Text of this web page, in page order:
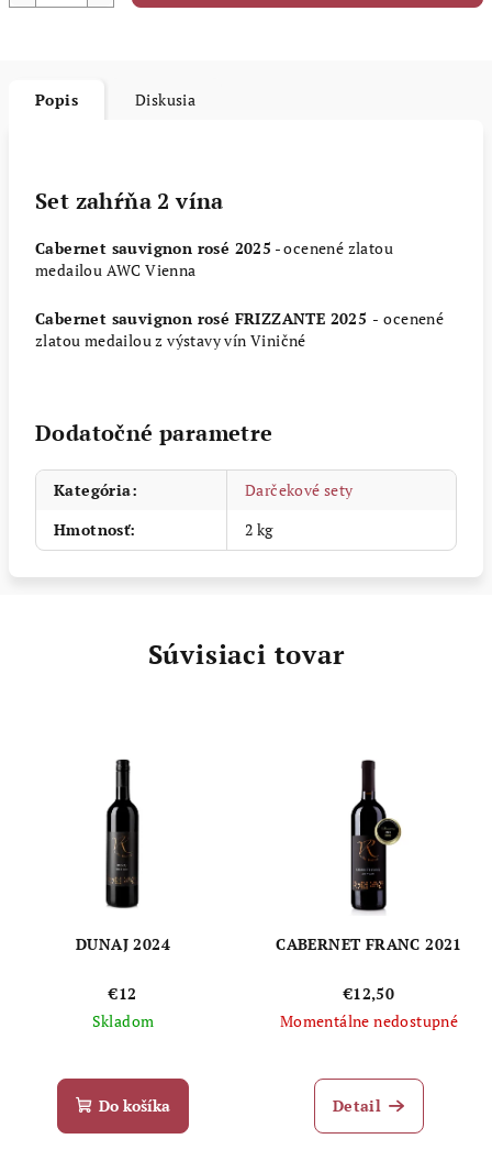
Popis Diskusia
Set zahŕňa 2 vína
Cabernet sauvignon rosé 2025 - ocenené zlatou
medailou AWC Vienna
Cabernet sauvignon rosé FRIZZANTE 2025 -ocenené
zlatou medailou z výstavy vín Viničné
Dodatočné parametre
Kategória:
Darčekové sety
Hmotnosť: 2 kg
Súvisiaci tovar
DUNAJ 2024
€12
Skladom
hodnotenie
produktu
Do košíka
CABERNET FRANC 2021
€12,50
Momentálne nedostupné
Detail